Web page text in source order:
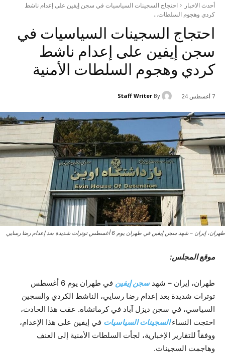
أحدث الاخبار
احتجاج السجينات السياسيات في سجن إيفين على إعدام ناشط
كردي وهجوم السلطات...
احتجاج السجينات السياسيات في
سجن إيفين على إعدام ناشط
كردي وهجوم السلطات الأمنية
7 أغسطس 24 By
Staff Writer
طهران، إيران – شهد سجن إيفين في طهران يوم 6 أغسطس توترات شديدة بعد إعدام رضا رسايي
موقع المجلس:
طهران، إيران – شهدسجن إيفين
في طهران يوم 6 أغسطس
توترات شديدة بعد إعدام رضا رسايي، الناشط الكردي والسجين
السياسي، في سجن ديزل آباد في كرمانشاه. عقب هذا الحادث،
احتجت النساءالسجينات السياسيات في إيفين على هذا الإعدام،
ووفقاً للتقارير الإخبارية، لجأت السلطات الأمنية إلى العنف
وهاجمت السجينات.